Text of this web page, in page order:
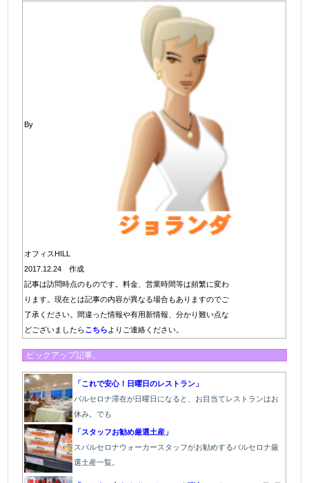
By
オフィスHILL
2017.12.24 作成
記事は訪問時点のものです。料金、営業時間等は頻繁に変わ
ります。現在とは記事の内容が異なる場合もありますのでご
了承ください。間違った情報や有用新情報、分かり難い点な
どございましたらこちら よりご連絡ください。
ピックアップ記事。
「これで安心！日曜日のレストラン」
バルセロナ滞在が日曜日になると、お目当てレストランはお
休み。でも
「スタッフお勧め厳選土産」
スバルセロナウォーカースタッフがお勧めするバルセロナ厳
選土産一覧。